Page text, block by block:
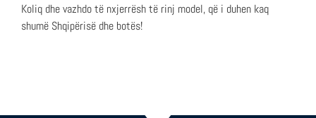
Koliq dhe vazhdo të nxjerrësh të rinj model, që i duhen kaq
shumë Shqipërisë dhe botës!